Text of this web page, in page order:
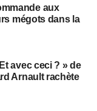
aux
mégots dans la
avec ceci ? » de
Arnault rachète